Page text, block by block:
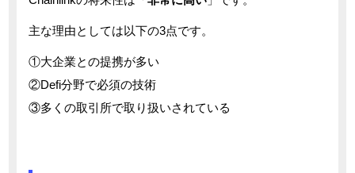
主な理由としては以下の3点です。
①大企業との提携が多い
②Defi分野で必須の技術
③多くの取引所で取り扱いされている